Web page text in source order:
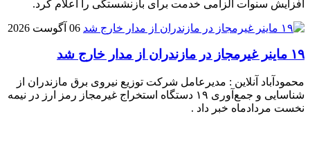
افزایش سنوات الزامی خدمت برای بازنشستگی را اعلام کرد.
06 آگوست 2026
۱۹ ماینر غیرمجاز در مازندران از مدار خارج شد
محمودآباد آنلاین : مدیرعامل شرکت توزیع نیروی برق مازندران از
شناسایی و جمع‌آوری ۱۹ دستگاه استخراج غیرمجاز رمز ارز در نیمه
نخست مردادماه خبر داد .